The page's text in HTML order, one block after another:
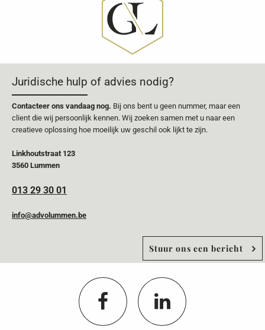
Juridische hulp of advies nodig?
Contacteer ons vandaag nog. Bij ons bent u geen nummer, maar een
client die wij persoonlijk kennen. Wij zoeken samen met u naar een
creatieve oplossing hoe moeilijk uw geschil ook lijkt te zijn.
Linkhoutstraat 123
3560 Lummen
013 29 30 01
info@advolummen.be
Stuur ons een bericht